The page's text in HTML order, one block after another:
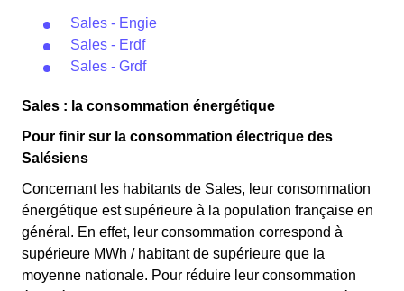
Sales - Engie
Sales - Erdf
Sales - Grdf
Sales : la consommation énergétique
Pour finir sur la consommation électrique des
Salésiens
Concernant les habitants de Sales, leur consommation
énergétique est supérieure à la population française en
général. En effet, leur consommation correspond à
supérieure MWh / habitant de supérieure que la
moyenne nationale. Pour réduire leur consommation